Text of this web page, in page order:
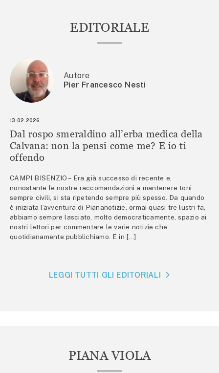
EDITORIALE
Autore
Pier Francesco Nesti
13.02.2026
Dal rospo smeraldino all’erba medica della
Calvana: non la pensi come me? E io ti
offendo
CAMPI BISENZIO – Era già successo di recente e,
nonostante le nostre raccomandazioni a mantenere toni
sempre civili, si sta ripetendo sempre più spesso. Da quando
è iniziata l’avventura di Piananotizie, ormai quasi tre lustri fa,
abbiamo sempre lasciato, molto democraticamente, spazio ai
nostri lettori per commentare le varie notizie che
quotidianamente pubblichiamo. E in […]
LEGGI TUTTI GLI EDITORIALI
PIANA VIOLA